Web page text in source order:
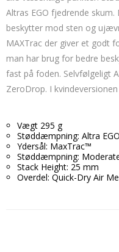
Altras EGO fjedrende
beskytter mod sten og
MAXTrac der giver et godt
man har brug for bedre
fast på foden. Selvfølgeligt
ZeroDrop. I
Vægt 295 g
Støddæmpning: Altra
Ydersål: MaxTrac™
Støddæmpning:
Stack Height: 25 mm
Overdel: Quick-Dry Air